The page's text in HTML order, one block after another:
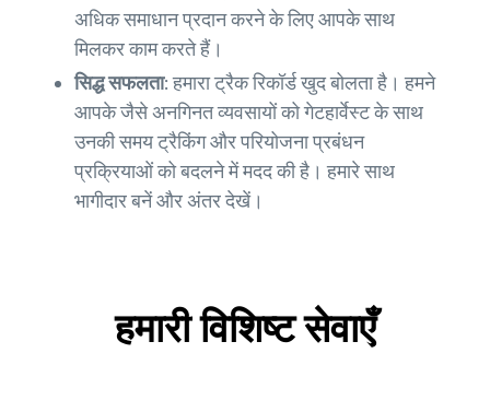
अधिक समाधान प्रदान करने के लिए आपके साथ
मिलकर काम करते हैं।
सिद्ध सफलता:हमारा ट्रैक रिकॉर्ड खुद बोलता है। हमने
आपके जैसे अनगिनत व्यवसायों को गेटहार्वेस्ट के साथ
उनकी समय ट्रैकिंग और परियोजना प्रबंधन
प्रक्रियाओं को बदलने में मदद की है। हमारे साथ
भागीदार बनें और अंतर देखें।
हमारी विशिष्ट सेवाएँ